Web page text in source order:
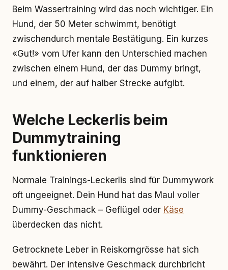
Beim Wassertraining wird das noch wichtiger. Ein
Hund, der 50 Meter schwimmt, benötigt
zwischendurch mentale Bestätigung. Ein kurzes
«Gut!» vom Ufer kann den Unterschied machen
zwischen einem Hund, der das Dummy bringt,
und einem, der auf halber Strecke aufgibt.
Welche Leckerlis beim
Dummytraining
funktionieren
Normale Trainings-Leckerlis sind für Dummywork
oft ungeeignet. Dein Hund hat das Maul voller
Dummy-Geschmack – Geflügel oder Käse
überdecken das nicht.
Getrocknete Leber in Reiskorngrösse hat sich
bewährt. Der intensive Geschmack durchbricht